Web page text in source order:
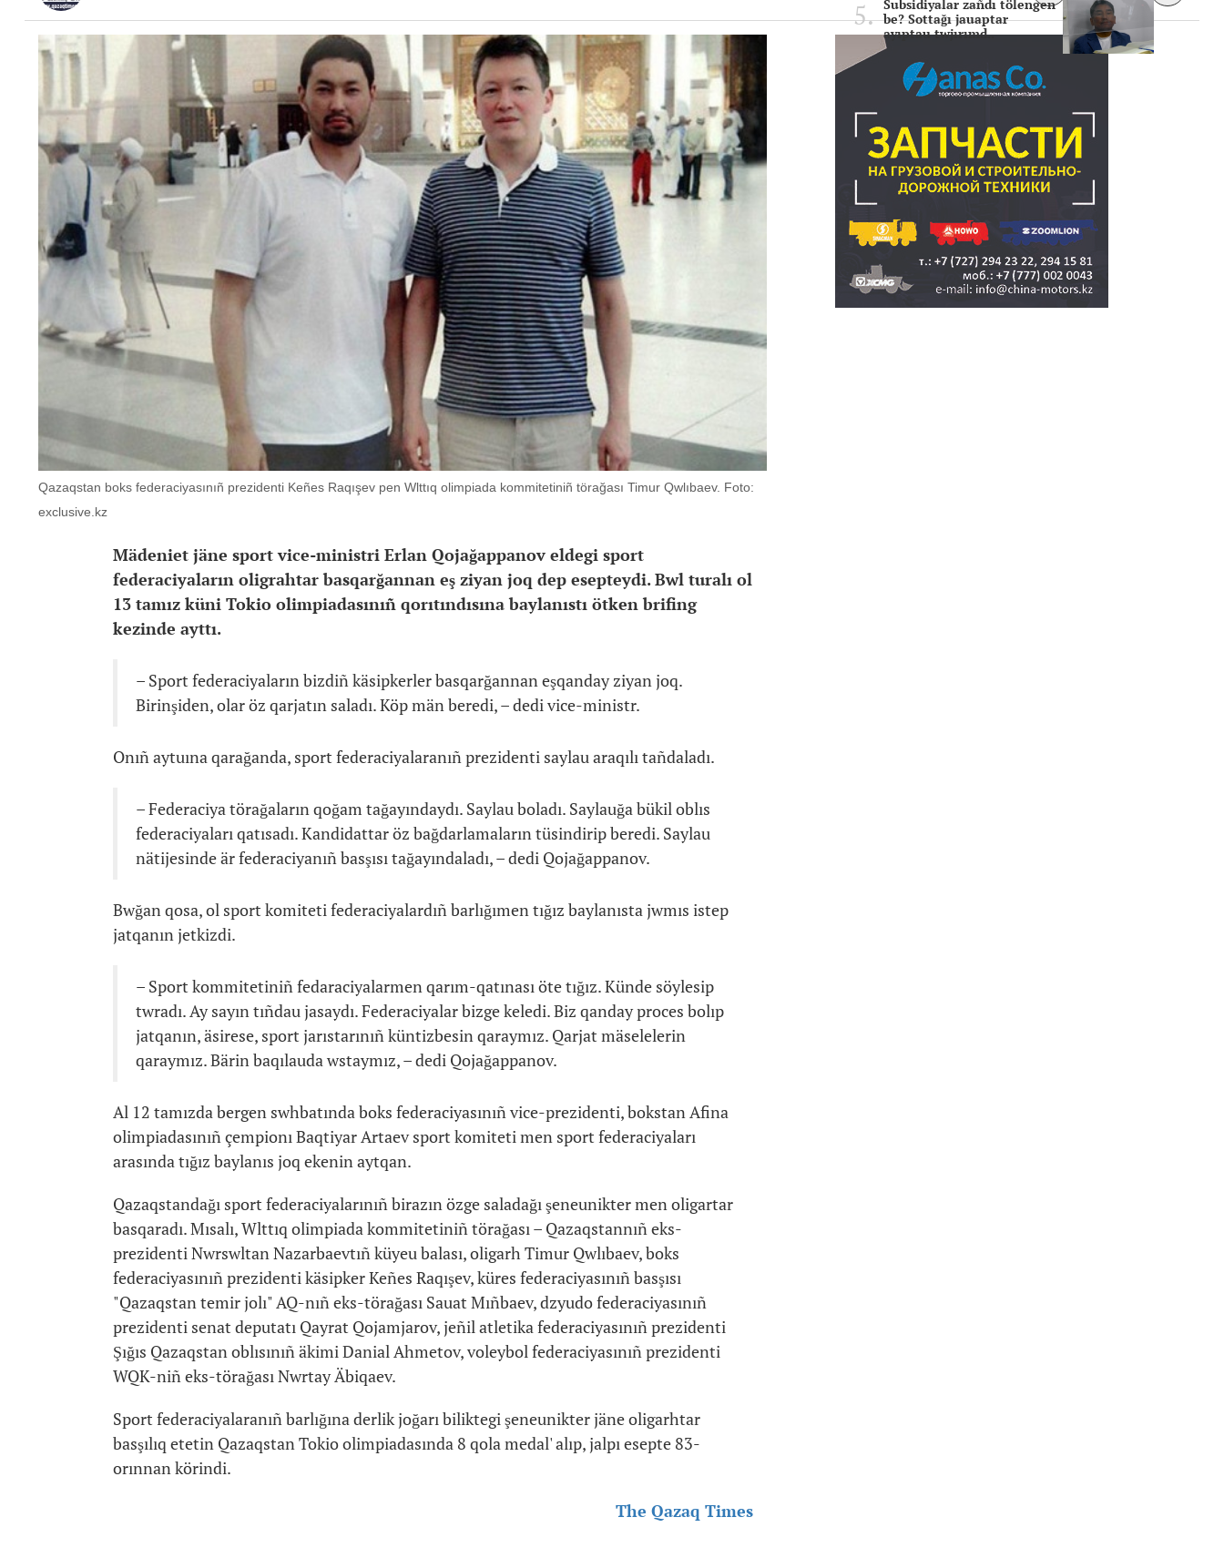
Qazaqstan boks federaciyasınıñ prezidenti Keñes Raqışev pen Wlttıq olimpiada kommitetiniñ törağası Timur Qwlıbaev. Foto:
exclusive.kz
Mädeniet jäne sport vice-ministri Erlan Qojağappanov eldegi sport
federaciyaların oligrahtar basqarğannan eş ziyan joq dep esepteydi. Bwl turalı ol
13 tamız küni Tokio olimpiadasınıñ qorıtındısına baylanıstı ötken brifing
kezinde ayttı.
– Sport federaciyaların bizdiñ käsipkerler basqarğannan eşqanday ziyan joq.
Birinşiden, olar öz qarjatın saladı. Köp män beredi, – dedi vice-ministr.
Onıñ aytuına qarağanda, sport federaciyalaranıñ prezidenti saylau araqılı tañdaladı.
– Federaciya törağaların qoğam tağayındaydı. Saylau boladı. Saylauğa bükil oblıs
federaciyaları qatısadı. Kandidattar öz bağdarlamaların tüsindirip beredi. Saylau
nätijesinde är federaciyanıñ basşısı tağayındaladı, – dedi Qojağappanov.
Bwğan qosa, ol sport komiteti federaciyalardıñ barlığımen tığız baylanısta jwmıs istep
jatqanın jetkizdi.
– Sport kommitetiniñ fedaraciyalarmen qarım-qatınası öte tığız. Künde söylesip
twradı. Ay sayın tıñdau jasaydı. Federaciyalar bizge keledi. Biz qanday proces bolıp
jatqanın, äsirese, sport jarıstarınıñ küntizbesin qaraymız. Qarjat mäselelerin
qaraymız. Bärin baqılauda wstaymız, – dedi Qojağappanov.
Al 12 tamızda bergen swhbatında boks federaciyasınıñ vice-prezidenti, bokstan Afina
olimpiadasınıñ çempionı Baqtiyar Artaev sport komiteti men sport federaciyaları
arasında tığız baylanıs joq ekenin aytqan.
Qazaqstandağı sport federaciyalarınıñ birazın özge saladağı şeneunikter men oligartar
basqaradı. Mısalı, Wlttıq olimpiada kommitetiniñ törağası – Qazaqstannıñ eks-
prezidenti Nwrswltan Nazarbaevtıñ küyeu balası, oligarh Timur Qwlıbaev, boks
federaciyasınıñ prezidenti käsipker Keñes Raqışev, küres federaciyasınıñ basşısı
"Qazaqstan temir jolı" AQ-nıñ eks-törağası Sauat Mıñbaev, dzyudo federaciyasınıñ
prezidenti senat deputatı Qayrat Qojamjarov, jeñil atletika federaciyasınıñ prezidenti
Şığıs Qazaqstan oblısınıñ äkimi Danial Ahmetov, voleybol federaciyasınıñ prezidenti
WQK-niñ eks-törağası Nwrtay Äbiqaev.
Sport federaciyalaranıñ barlığına derlik joğarı biliktegi şeneunikter jäne oligarhtar
basşılıq etetin Qazaqstan Tokio olimpiadasında 8 qola medal' alıp, jalpı esepte 83-
orınnan körindi.
The Qazaq Times
Subsidiyalar zañdı tölengen
be? Sottağı jauaptar
ayıptau twjırımd..